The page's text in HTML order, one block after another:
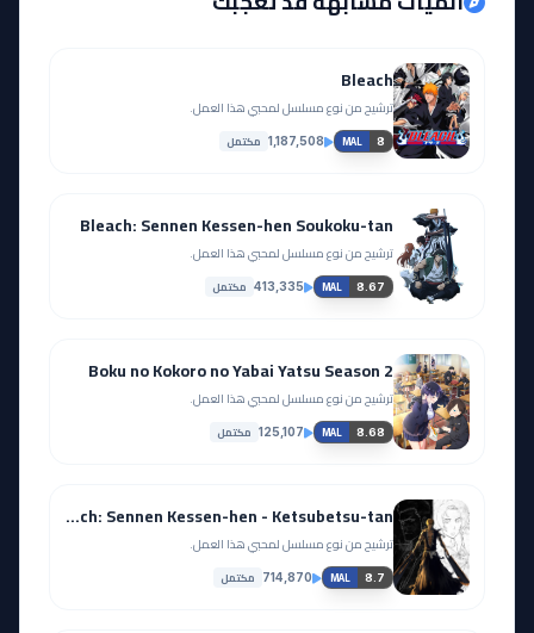
Bleach
ترشيح من نوع مسلسل لمحبي هذا العمل.
MAL 8
1,187,508 مكتمل
Bleach: Sennen Kessen-hen Soukoku-tan
ترشيح من نوع مسلسل لمحبي هذا العمل.
MAL 8.67
413,335 مكتمل
Boku no Kokoro no Yabai Yatsu Season 2
ترشيح من نوع مسلسل لمحبي هذا العمل.
MAL 8.68
125,107 مكتمل
Bleach: Sennen Kessen-hen - Ketsubetsu-tan
ترشيح من نوع مسلسل لمحبي هذا العمل.
MAL 8.7
714,870 مكتمل